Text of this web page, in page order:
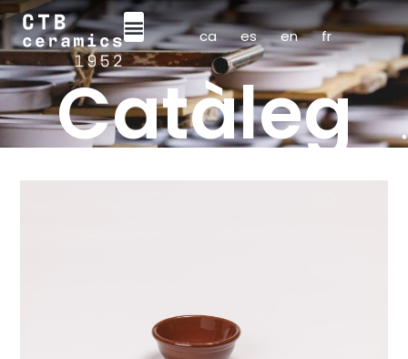
ca es en fr
Catàleg